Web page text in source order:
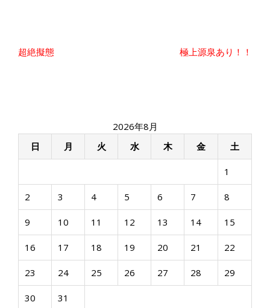
投
シ
ン
超絶擬態 極上源泉あり！！
2026年8月
日
月 火 水 木 金 土
1
2 3 4 5 6 7 8
9 10 11 12 13 14 15
16 17 18 19 20 21 22
23 24 25 26 27 28 29
30 31